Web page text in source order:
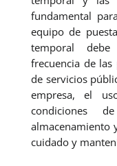
fundamental
equipo de
temporal debe
frecuencia de
de servicios
empresa, el
condiciones
almacenamiento
cuidado y